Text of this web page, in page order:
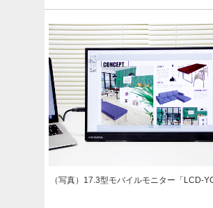
（写真）17.3型モバイルモニター「LCD-